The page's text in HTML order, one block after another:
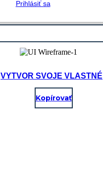
Prihlásiť sa
VYTVOR SVOJE VLASTNÉ
Kopírovať